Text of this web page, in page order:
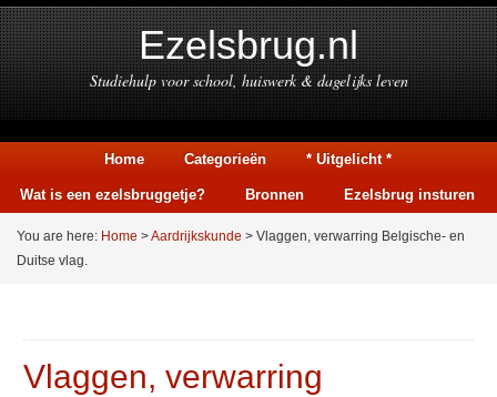
Ezelsbrug.nl
Studiehulp voor school, huiswerk & dagelijks leven
Home Categorieën * Uitgelicht *
Wat is een ezelsbruggetje? Bronnen Ezelsbrug insturen
You are here: Home >Aardrijkskunde > Vlaggen, verwarring Belgische- en
Duitse vlag.
Vlaggen, verwarring